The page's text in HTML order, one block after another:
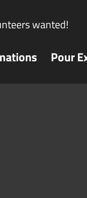
wanted!
Pour